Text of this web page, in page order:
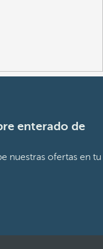
enterado de
nuestras ofertas en tu